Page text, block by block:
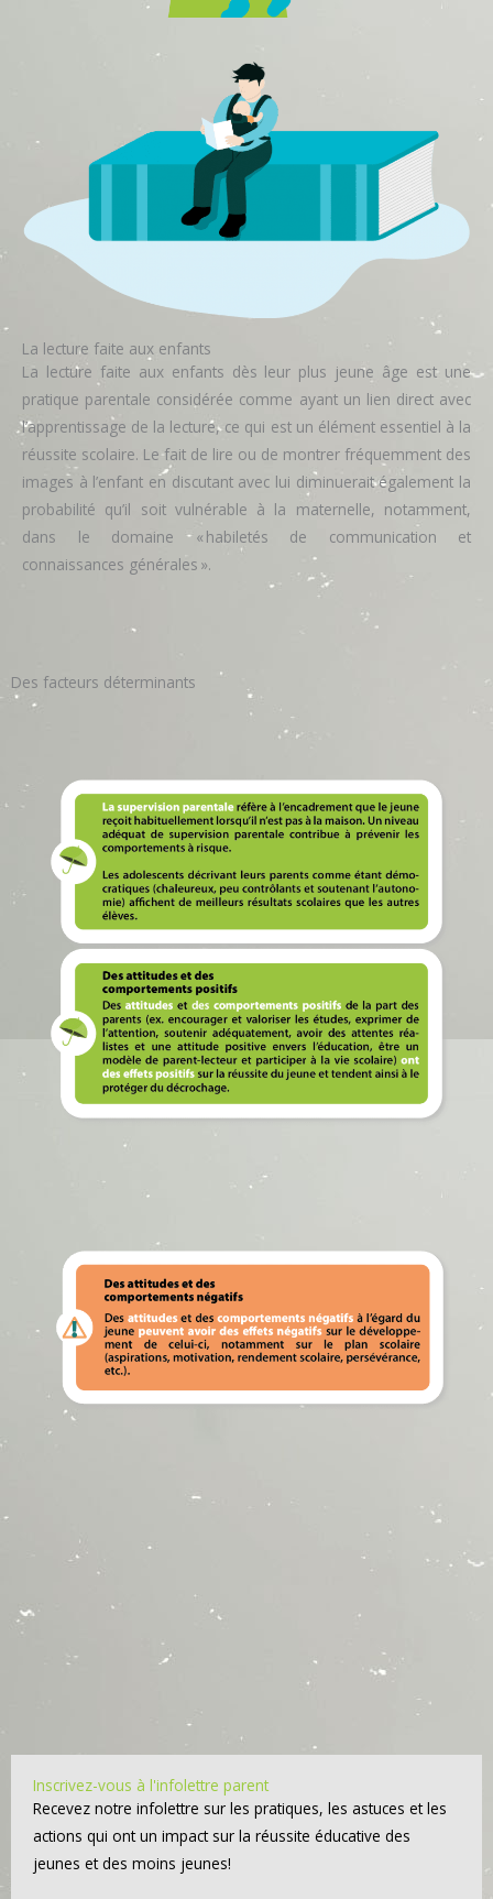
La lecture faite aux enfants
La lecture faite aux enfants dès leur plus jeune âge est une
pratique parentale considérée comme ayant un lien direct avec
l’apprentissage de la lecture, ce qui est un élément essentiel à la
réussite scolaire. Le fait de lire ou de montrer fréquemment des
images à l’enfant en discutant avec lui diminuerait également la
probabilité qu’il soit vulnérable à la maternelle, notamment,
dans le domaine « habiletés de communication et
connaissances générales ».
Des facteurs déterminants
Inscrivez-vous à l'infolettre parent
Recevez notre infolettre sur les pratiques, les astuces et les
actions qui ont un impact sur la réussite éducative des
jeunes et des moins jeunes!